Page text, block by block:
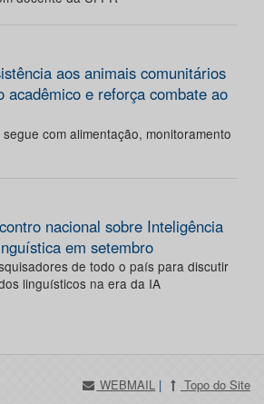
aos animais comunitários
acadêmico e reforça combate ao
com alimentação, monitoramento
nacional sobre Inteligência
em setembro
de todo o país para discutir
linguísticos na era da IA
WEBMAIL | Topo do Site